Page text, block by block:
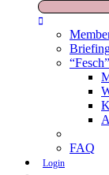
FAQ
Login